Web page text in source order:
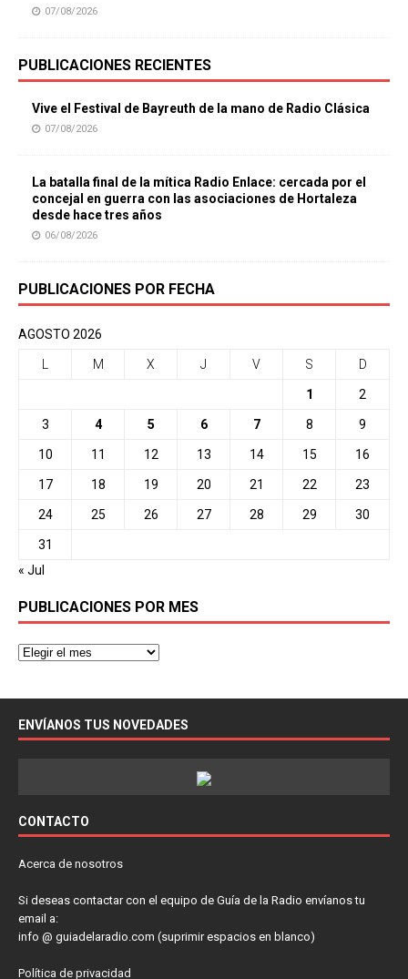
07/08/2026
PUBLICACIONES RECIENTES
Vive el Festival de Bayreuth de la mano de Radio Clásica
07/08/2026
La batalla final de la mítica Radio Enlace: cercada por el
concejal en guerra con las asociaciones de Hortaleza
desde hace tres años
06/08/2026
PUBLICACIONES POR FECHA
AGOSTO 2026
L M X J V S D
1 2
3 4 5 6 7 8 9
10 11 12 13 14 15 16
17 18 19 20 21 22 23
24 25 26 27 28 29 30
31
« Jul
PUBLICACIONES POR MES
ENVÍANOS TUS NOVEDADES
CONTACTO
Acerca de nosotros
Si deseas contactar con el equipo de Guía de la Radio envíanos tu
email a:
info @ guiadelaradio.com (suprimir espacios en blanco)
Política de privacidad